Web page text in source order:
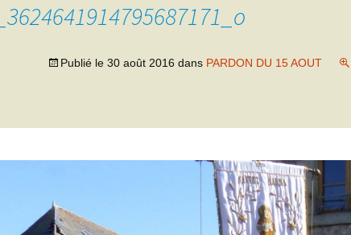
Publié le 30 août 2016 dans PARDON DU 15 AOUT